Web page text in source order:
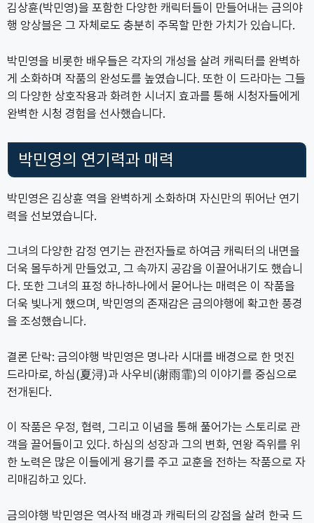
김상휸(박민영)을 포함한 다양한 캐릭터들이 만들어내는 금의야
행 앙상블은 그 자체로도 충분히 주목할 만한 가치가 있습니다.
박민영을 비롯한 배우들은 각자의 개성을 살려 캐릭터를 완벽하
게 소화하며 작품의 완성도를 높였습니다. 또한 이 드라마는 그들
의 다양한 상호작용과 화려한 시너지 효과를 통해 시청자들에게
완벽한 시청 경험을 선사했습니다.
박민영의 연기력과 매력
박민영은 김상휸 역을 완벽하게 소화하며 자신만의 뛰어난 연기
력을 선보였습니다.
그녀의 다양한 감정 연기는 관전자들로 하여금 캐릭터의 내면을
더욱 몰두하게 만들었고, 그 속까지 공감을 이끌어내기도 했습니
다. 또한 그녀의 표정 하나하나에서 묻어나는 매력은 이 작품을
더욱 빛나게 했으며, 박민영의 존재감은 금의야행에 확고한 풍경
을 조성했습니다.
결론 단락: 금의야행 박민영은 명나라 시대를 배경으로 한 멋진
드라마로, 하심(夏浔)과 사우비(谢雨霏)의 이야기를 중심으로
전개된다.
이 작품은 우정, 협력, 그리고 이념을 통해 풀어가는 스토리로 관
객을 끌어들이고 있다. 하심의 성장과 그의 변화, 연왕 즉위를 위
한 노력은 많은 이들에게 용기를 주고 교훈을 전하는 작품으로 자
리매김하고 있다.
금의야행 박민영은 역사적 배경과 캐릭터의 강점을 살려 한국 드